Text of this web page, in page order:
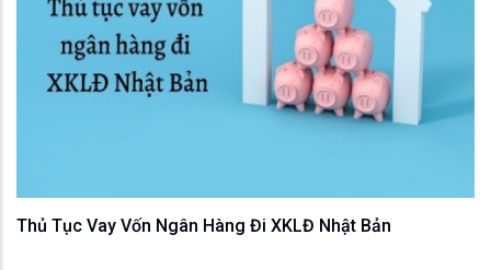
Thủ Tục Vay Vốn Ngân Hàng Đi XKLĐ Nhật Bản